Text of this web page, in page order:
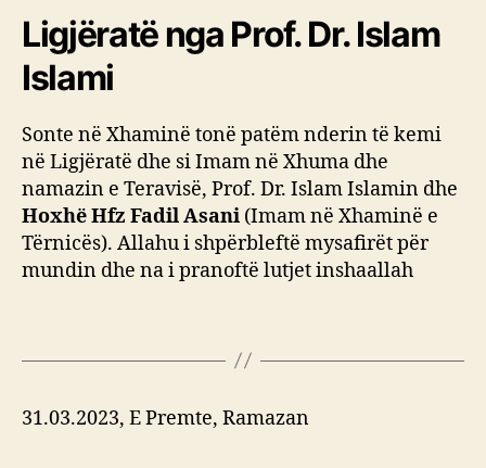
Ligjëratë nga Prof. Dr. Islam
Islami
Sonte në Xhaminë tonë patëm nderin të kemi
në Ligjëratë dhe si Imam në Xhuma dhe
namazin e Teravisë, Prof. Dr. Islam Islamin dhe
Hoxhë Hfz Fadil Asani (Imam në Xhaminë e
Tërnicës). Allahu i shpërbleftë mysafirët për
mundin dhe na i pranoftë lutjet inshaallah
31.03.2023, E Premte, Ramazan